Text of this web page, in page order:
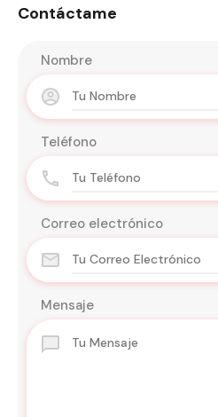
Contáctame
Nombre
Teléfono
Correo electrónico
Mensaje